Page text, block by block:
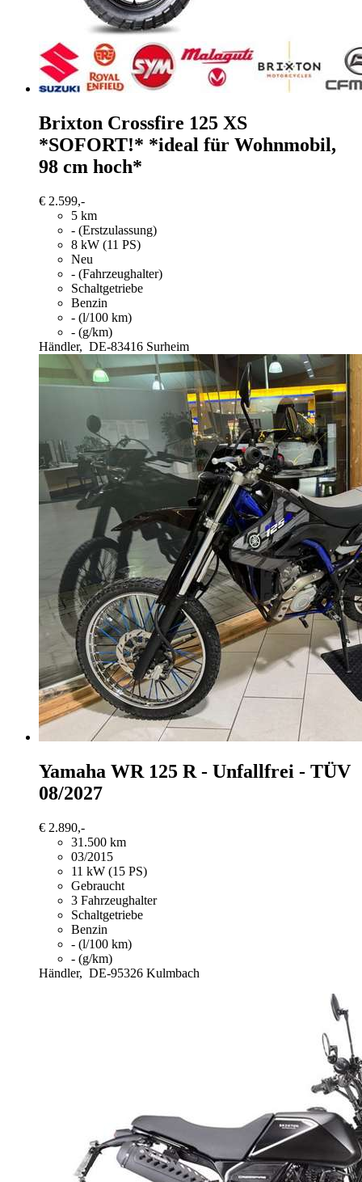
Brixton Crossfire 125 XS
*SOFORT!* *ideal für Wohnmobil,
98 cm hoch*
€ 2.599,-
5 km
- (Erstzulassung)
8 kW (11 PS)
Neu
- (Fahrzeughalter)
Schaltgetriebe
Benzin
- (l/100 km)
- (g/km)
Händler, DE-83416 Surheim
Yamaha WR 125 R - Unfallfrei - TÜV
08/2027
€ 2.890,-
31.500 km
03/2015
11 kW (15 PS)
Gebraucht
3 Fahrzeughalter
Schaltgetriebe
Benzin
- (l/100 km)
- (g/km)
Händler, DE-95326 Kulmbach